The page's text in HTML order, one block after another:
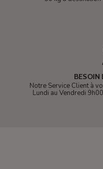
BESOIN
Notre Service Client à
Lundi au Vendredi